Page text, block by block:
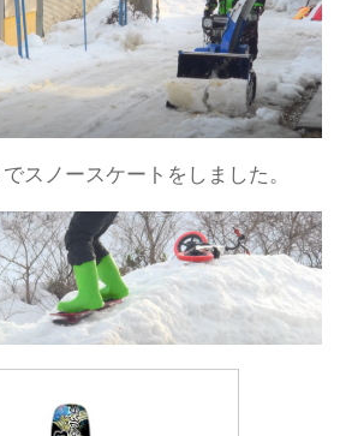
スノースケートをしました。